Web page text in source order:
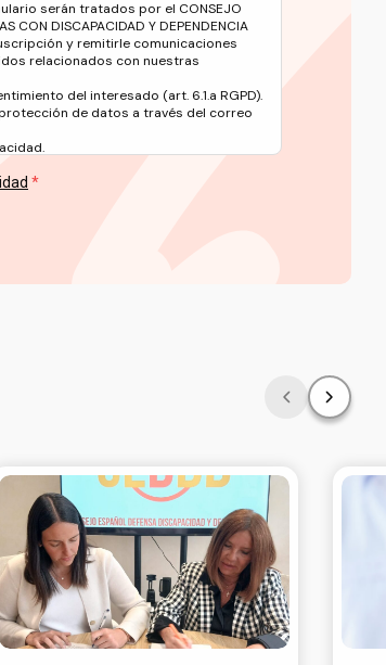
serán tratados por el CONSEJO
CON DISCAPACIDAD Y DEPENDENCIA
y remitirle comunicaciones
relacionados con nuestras
del interesado (art. 6.1.a RGPD).
de datos a través del correo